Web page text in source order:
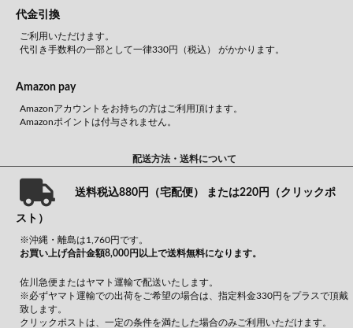
代金引換
ご利用いただけます。
代引き手数料の一部として一律330円（税込） がかかります。
Amazon pay
Amazonアカウントをお持ちの方はご利用頂けます。
Amazonポイントは付与されません。
配送方法・送料について
送料税込880円（宅配便） または220円（クリックポ
スト）
※沖縄・離島は1,760円です。
お買い上げ合計金額8,000円以上で送料無料になります。
佐川急便またはヤマト運輸で配送いたします。
※必ずヤマト運輸での出荷をご希望の場合は、指定料金330円をプラスで頂戴
致します。
クリックポストは、一定の条件を満たした場合のみご利用いただけます。